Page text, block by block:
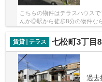
こちらの物件はテラスハウス
んか◎駅から徒歩8分の物件な
賃貸 | テラス
七松町3丁目
過去